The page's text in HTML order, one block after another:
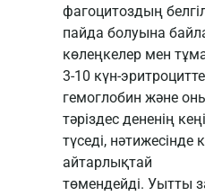
фагоцитоздың
пайда болуына
көлеңкелер мен
3-10 күн-
гемоглобин және
тәріздес дененің
түседі, нәтижесінде
айтарлықтай
төмендейді. Уытты